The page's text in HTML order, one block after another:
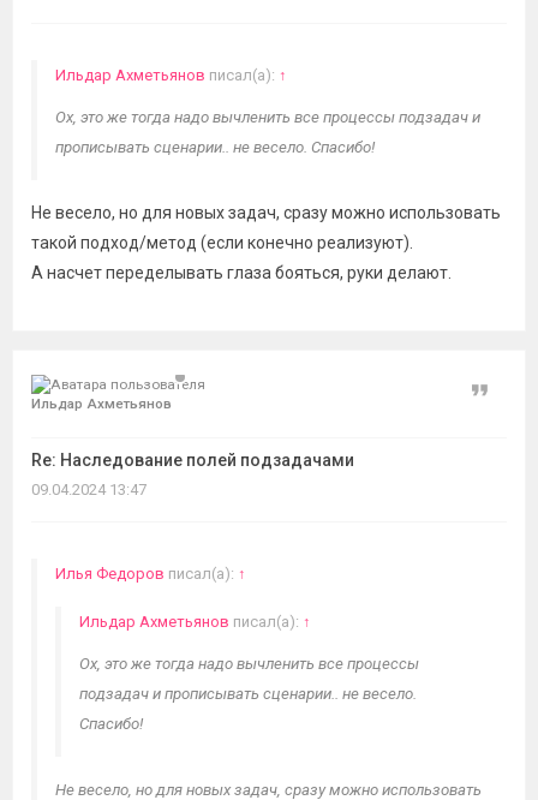
Ильдар Ахметьянов писал(а): ↑
Ох, это же тогда надо вычленить все процессы подзадач и
прописывать сценарии.. не весело. Спасибо!
Не весело, но для новых задач, сразу можно использовать
такой подход/метод (если конечно реализуют).
А насчет переделывать глаза бояться, руки делают.
Ильдар Ахметьянов
Re: Наследование полей подзадачами
Цитата
09.04.2024 13:47
Илья Федоров писал(а): ↑
Ильдар Ахметьянов писал(а): ↑
Ох, это же тогда надо вычленить все процессы
подзадач и прописывать сценарии.. не весело.
Спасибо!
Не весело, но для новых задач, сразу можно использовать